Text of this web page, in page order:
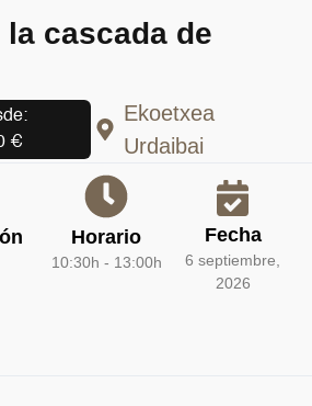
cascada de
€
Ekoetxea
Urdaibai
Horario
10:30h - 13:00h
Fecha
6 septiembre,
2026